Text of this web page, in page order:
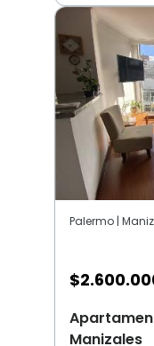
Palermo |
$
Manizales